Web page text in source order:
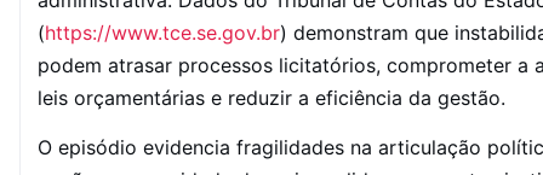
(https://www.tce.se.gov.br) demonstram que
podem atrasar processos licitatórios, comprometer a
leis orçamentárias e reduzir a eficiência da gestão.
O episódio evidencia fragilidades na articulação